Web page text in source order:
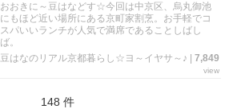
おおきに～豆はなどす☆今回は中京区、烏丸御池
にもほど近い場所にある京町家割烹。お手軽でコ
スパいいランチが人気で満席であることしばし
ば。
豆はなのリアル京都暮らし☆ヨ～イヤサ～♪
7,849
view
148 件